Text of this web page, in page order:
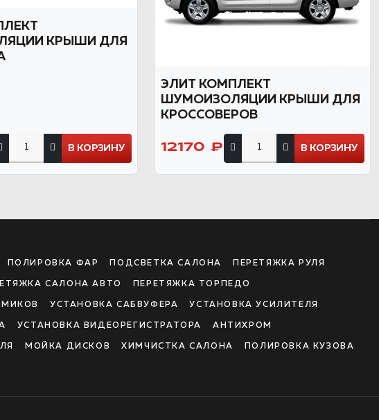
КРЫШИ ДЛЯ
В КОРЗИНУ
ЭЛИТ КОМПЛЕКТ
ШУМОИЗОЛЯЦИИ КРЫШИ ДЛЯ
КРОССОВЕРОВ
12170 ₽ В КОРЗИНУ
ПОЛИРОВКА ФАР ПОДСВЕТКА САЛОНА ПЕРЕТЯЖКА РУЛЯ
САЛОНА АВТО ПЕРЕТЯЖКА ТОРПЕДО
УСТАНОВКА САБВУФЕРА УСТАНОВКА УСИЛИТЕЛЯ
УСТАНОВКА ВИДЕОРЕГИСТРАТОРА АНТИХРОМ
МОЙКА ДИСКОВ ХИМЧИСТКА САЛОНА ПОЛИРОВКА КУЗОВА